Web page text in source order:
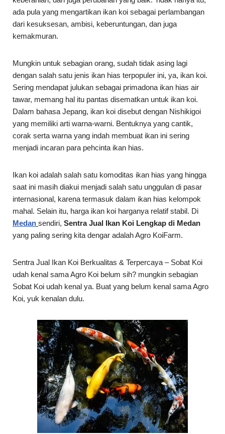
ada pula yang mengartikan ikan koi sebagai perlambangan
dari kesuksesan, ambisi, keberuntungan, dan juga
kemakmuran.
Mungkin untuk sebagian orang, sudah tidak asing lagi
dengan salah satu jenis ikan hias terpopuler ini, ya, ikan koi.
Sering mendapat julukan sebagai primadona ikan hias air
tawar, memang hal itu pantas disematkan untuk ikan koi.
Dalam bahasa Jepang, ikan koi disebut dengan Nishikigoi
yang memiliki arti warna-warni. Bentuknya yang cantik,
corak serta warna yang indah membuat ikan ini sering
menjadi incaran para pehcinta ikan hias.
Ikan koi adalah salah satu komoditas ikan hias yang hingga
saat ini masih diakui menjadi salah satu unggulan di pasar
internasional, karena termasuk dalam ikan hias kelompok
mahal. Selain itu, harga ikan koi harganya relatif stabil. Di
Medan sendiri, Sentra Jual Ikan Koi Lengkap di Medan
yang paling sering kita dengar adalah Agro KoiFarm.
Sentra Jual Ikan Koi Berkualitas & Terpercaya – Sobat Koi
udah kenal sama Agro Koi belum sih? mungkin sebagian
Sobat Koi udah kenal ya. Buat yang belum kenal sama Agro
Koi, yuk kenalan dulu.